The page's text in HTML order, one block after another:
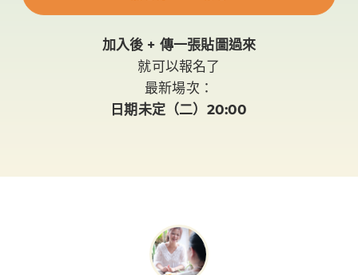
加入後 + 傳一張貼圖過來
就可以報名了
最新場次：
日期未定（二）20:00